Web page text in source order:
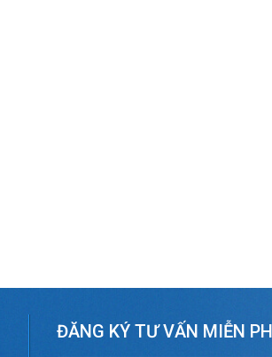
ĐĂNG KÝ TƯ VẤN MIỄN